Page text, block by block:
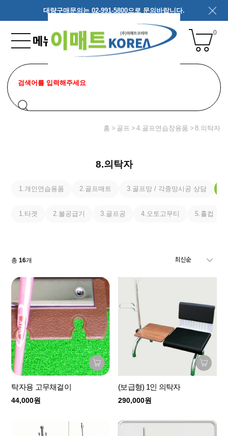
대량구매문의는 02-991-5800으로 문의바랍니다.
0
홈 골프 4.골프연습장용품 8.의탁자
8.의탁자
1.개인연습용품 2.골프매트 3.골프망 / 각종망시공 상담
1.타겟 2.볼공급기 3.골프공 4.오토고무티 5.홀컵
총16개
탁자용 고무채걸이
44,000원
(보급형) 1인 의탁자
290,000원